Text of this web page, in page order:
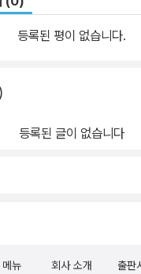
등록된 평이 없습니다.
등록된 글이 없습니다
메뉴 회사 소개 출판